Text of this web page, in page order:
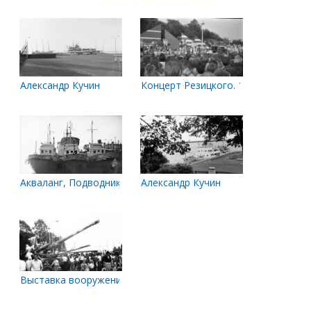
Александр Кучин Концерт Резицкого. 1984 год
Акваланг, Подводник и Поиск на Красной пристани
Александр Кучин
Выставка вооружений на дне флота